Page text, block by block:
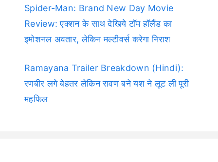
Spider-Man: Brand New Day Movie
Review: एक्शन के साथ देखिये टॉम हॉलैंड का
इमोशनल अवतार, लेकिन मल्टीवर्स करेगा निराश
Ramayana Trailer Breakdown (Hindi):
रणबीर लगे बेहतर लेकिन रावण बने यश ने लूट ली पूरी
महफिल